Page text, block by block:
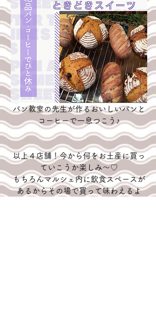
パン教室の先生が作るおいしいパンと
コーヒーで一息つこう♪
以上４店舗！今から何をお土産に買っ
ていこうか楽しみ～♡
もちろんマルシェ内に飲食スペースが
あるからその場で買って味わえるよ